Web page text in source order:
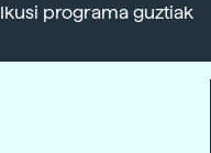
Ikusi programa guztiak